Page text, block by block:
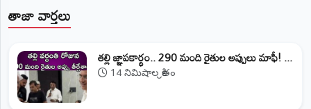
తాజా వార్తలు
తల్లి జ్ఞాపకార్థం.. 290 మంది రైతుల అప్పులు మాఫీ! ...
14 నిమిషాల క్రితం